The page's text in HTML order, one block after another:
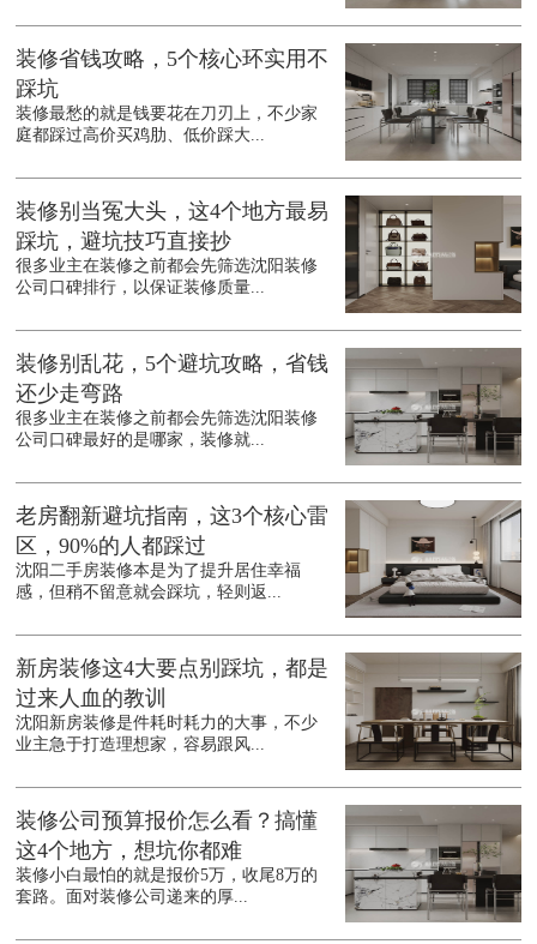
装修省钱攻略，5个核心环实用不
踩坑
装修最愁的就是钱要花在刀刃上，不少家
庭都踩过高价买鸡肋、低价踩大...
装修别当冤大头，这4个地方最易
踩坑，避坑技巧直接抄
很多业主在装修之前都会先筛选沈阳装修
公司口碑排行，以保证装修质量...
装修别乱花，5个避坑攻略，省钱
还少走弯路
很多业主在装修之前都会先筛选沈阳装修
公司口碑最好的是哪家，装修就...
老房翻新避坑指南，这3个核心雷
区，90%的人都踩过
沈阳二手房装修本是为了提升居住幸福
感，但稍不留意就会踩坑，轻则返...
新房装修这4大要点别踩坑，都是
过来人血的教训
沈阳新房装修是件耗时耗力的大事，不少
业主急于打造理想家，容易跟风...
装修公司预算报价怎么看？搞懂
这4个地方，想坑你都难
装修小白最怕的就是报价5万，收尾8万的
套路。面对装修公司递来的厚...